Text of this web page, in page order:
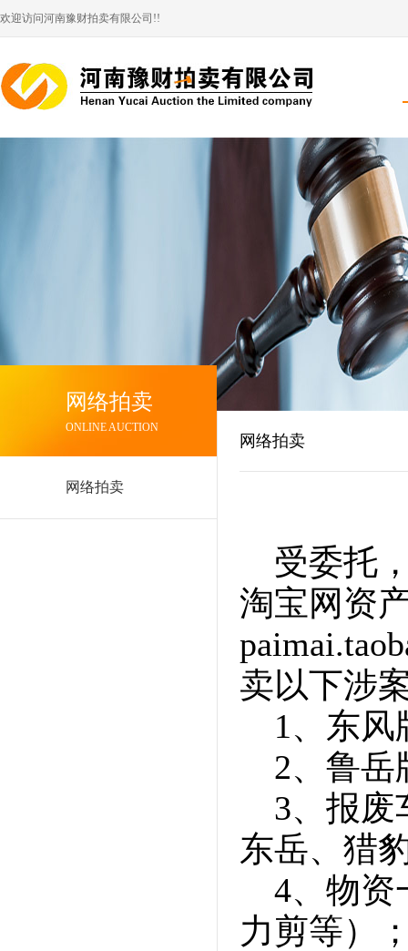
欢迎访问河南豫财拍卖有限公司!!
网络拍卖
ONLINE AUCTION
网络拍卖
网络拍卖
受委托
淘宝网资
卖以下涉
1、东风
2、鲁岳
3、报废
东岳、猎
4、物资
力剪等）